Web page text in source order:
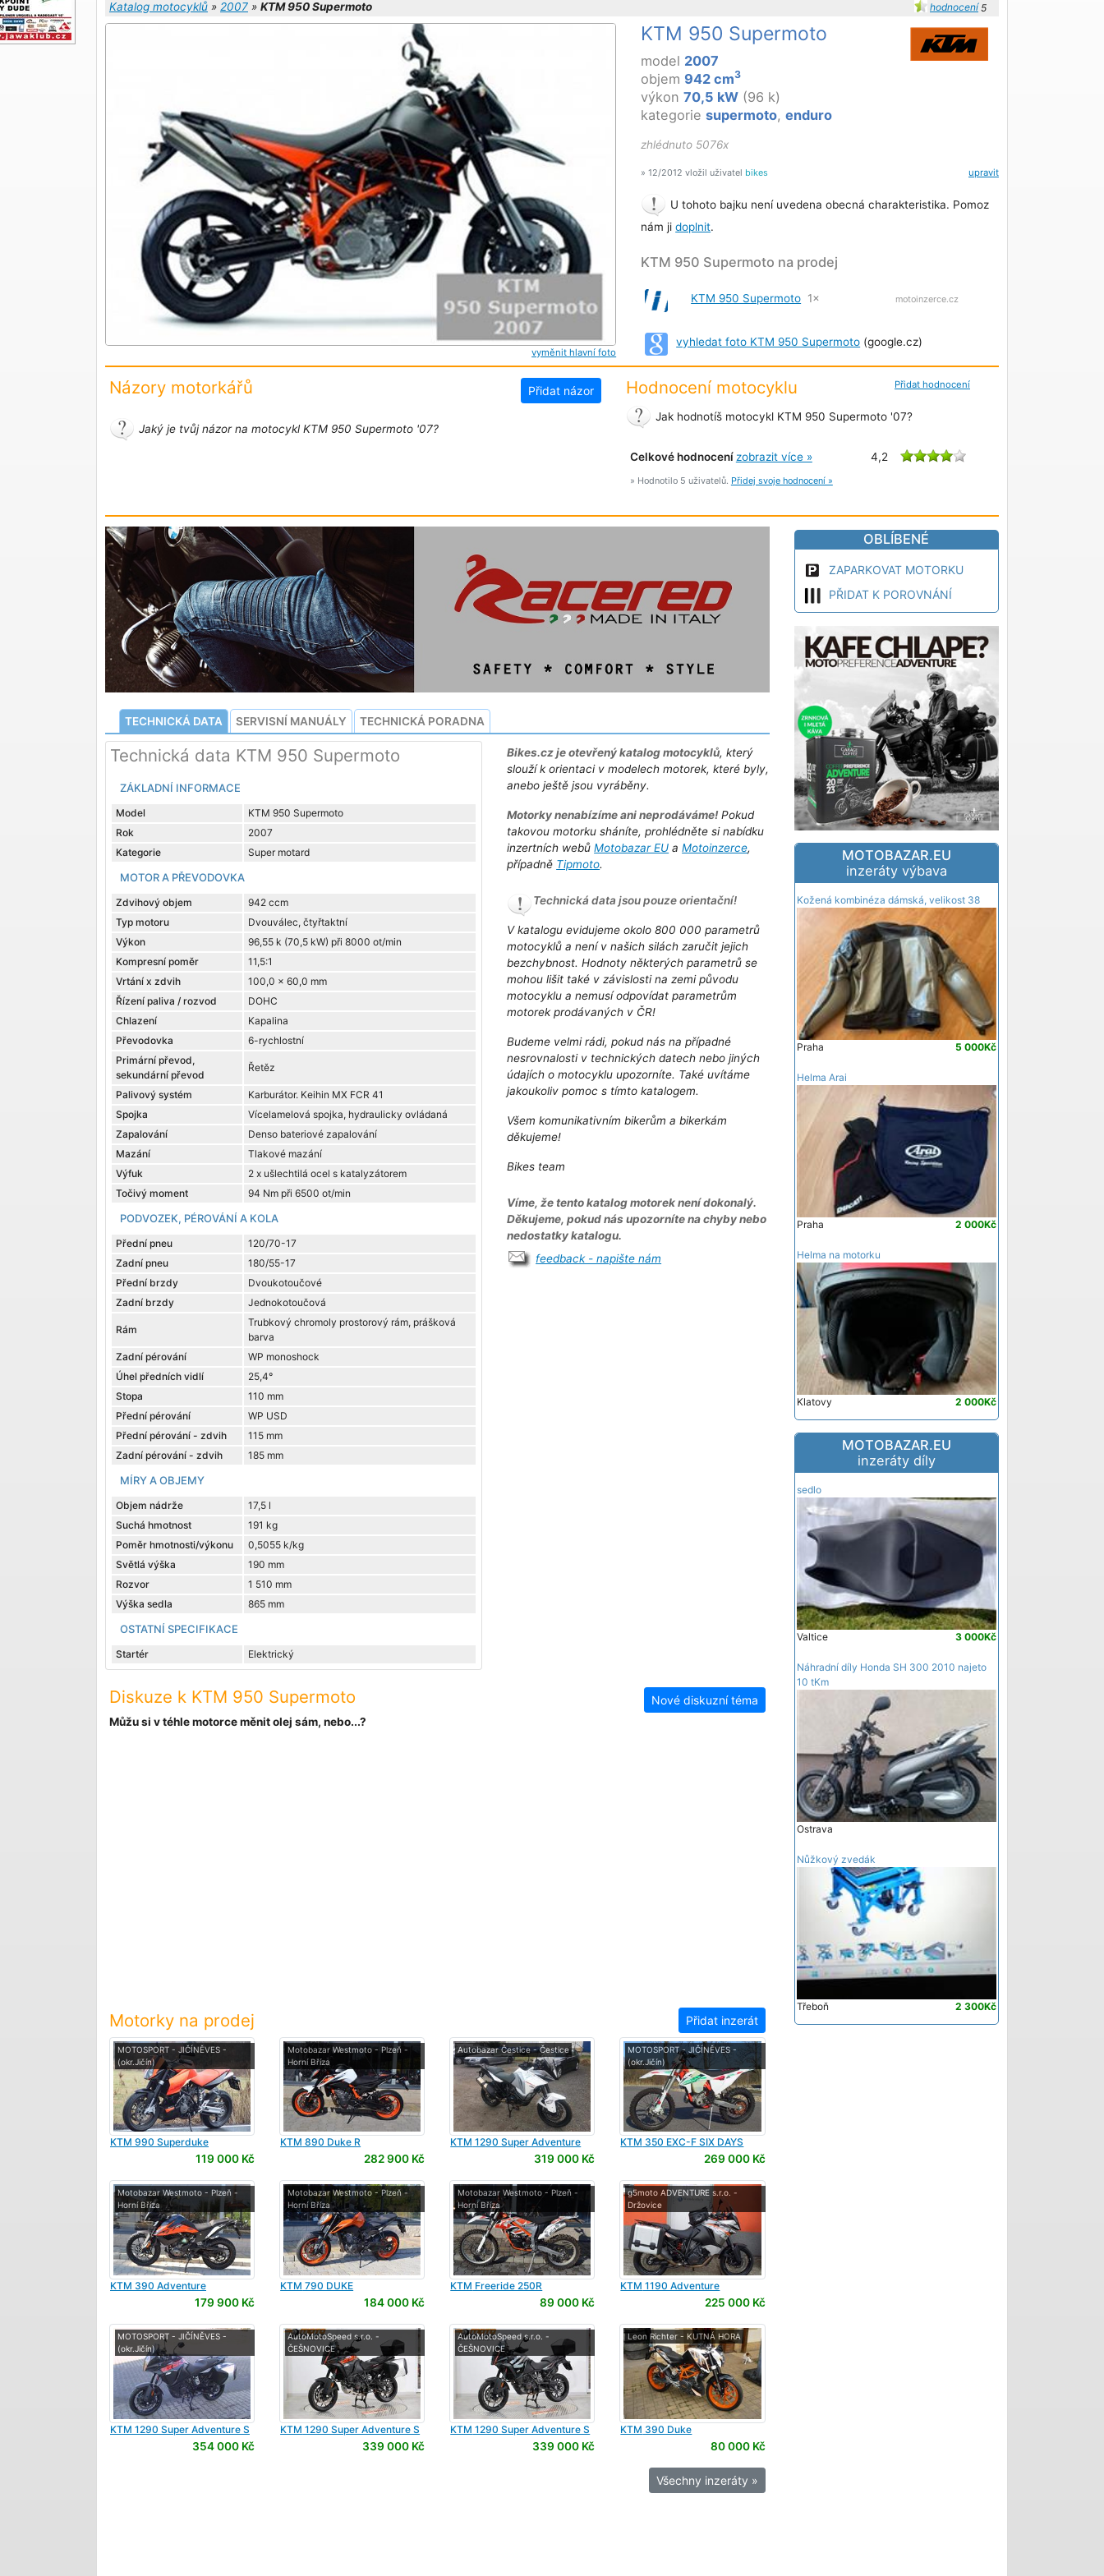
hodnocení 5
Katalog motocyklů » 2007 » KTM 950 Supermoto
vyměnit hlavní foto
KTM 950 Supermoto
model 2007
objem 942 cm3
výkon70,5 kW (96 k)
kategoriesupermoto,enduro
zhlédnuto 5076x
upravit
» 12/2012 vložil uživatel bikes
U tohoto bajku není uvedena obecná charakteristika. Pomoz
nám jidoplnit.
KTM 950 Supermoto na prodej
KTM 950 Supermoto 1× motoinzerce.cz
vyhledat foto KTM 950 Supermoto (google.cz)
Názory motorkářů Přidat názor
Jaký je tvůj názor na motocykl KTM 950 Supermoto '07?
Přidat hodnocení
Hodnocení motocyklu
Jak hodnotíš motocykl KTM 950 Supermoto '07?
Celkové hodnocení zobrazit více » 4,2
» Hodnotilo 5 uživatelů. Přidej svoje hodnocení »
TECHNICKÁ DATA SERVISNÍ MANUÁLY TECHNICKÁ PORADNA
Technická data KTM 950 Supermoto
ZÁKLADNÍ INFORMACE
Model
KTM 950 Supermoto
Rok
2007
Kategorie
Super motard
MOTOR A PŘEVODOVKA
Zdvihový objem
942 ccm
Typ motoru
Dvouválec, čtyřtaktní
Výkon
96,55 k (70,5 kW) při 8000 ot/min
Kompresní poměr
11,5:1
Vrtání x zdvih
100,0 x 60,0 mm
Řízení paliva / rozvod
DOHC
Chlazení
Kapalina
Převodovka
6-rychlostní
Primární převod,
sekundární převod
Řetěz
Palivový systém
Karburátor. Keihin MX FCR 41
Spojka
Vícelamelová spojka, hydraulicky ovládaná
Zapalování
Denso bateriové zapalování
Mazání
Tlakové mazání
Výfuk
2 x ušlechtilá ocel s katalyzátorem
Točivý moment
94 Nm při 6500 ot/min
PODVOZEK, PÉROVÁNÍ A KOLA
Přední pneu
120/70-17
Zadní pneu
180/55-17
Přední brzdy
Dvoukotoučové
Zadní brzdy
Jednokotoučová
Rám
Trubkový chromoly prostorový rám, prášková
barva
Zadní pérování
WP monoshock
Úhel předních vidlí
25,4°
Stopa
110 mm
Přední pérování
WP USD
Přední pérování - zdvih
115 mm
Zadní pérování - zdvih
185 mm
MÍRY A OBJEMY
Objem nádrže
17,5 l
Suchá hmotnost
191 kg
Poměr hmotnosti/výkonu
0,5055 k/kg
Světlá výška
190 mm
Rozvor
1 510 mm
Výška sedla
865 mm
OSTATNÍ SPECIFIKACE
Startér Elektrický
Bikes.cz je otevřený katalog motocyklů, který
slouží k orientaci v modelech motorek, které byly,
anebo ještě jsou vyráběny.
Motorky nenabízíme ani neprodáváme!Pokud
takovou motorku sháníte, prohlédněte si nabídku
inzertních webůMotobazar EU aMotoinzerce,
případně Tipmoto.
Technická data jsou pouze orientační!
V katalogu evidujeme okolo 800 000 parametrů
motocyklů a není v našich silách zaručit jejich
bezchybnost. Hodnoty některých parametrů se
mohou lišit také v závislosti na zemi původu
motocyklu a nemusí odpovídat parametrům
motorek prodávaných v ČR!
Budeme velmi rádi, pokud nás na případné
nesrovnalosti v technických datech nebo jiných
údajích o motocyklu upozorníte. Také uvítáme
jakoukoliv pomoc s tímto katalogem.
Všem komunikativním bikerům a bikerkám
děkujeme!
Bikes team
Víme, že tento katalog motorek není dokonalý.
Děkujeme, pokud nás upozorníte na chyby nebo
nedostatky katalogu.
feedback - napište nám
Diskuze k KTM 950 Supermoto Nové diskuzní téma
Můžu si v téhle motorce měnit olej sám, nebo...?
Motorky na prodej Přidat inzerát
MOTOSPORT - JIČÍNĚVES -
(okr.Jičín)
KTM 990 Superduke
119 000 Kč
Motobazar Westmoto - Plzeň -
Horní Bříza
KTM 890 Duke R
282 900 Kč
Autobazar Čestice - Čestice
KTM 1290 Super Adventure
319 000 Kč
MOTOSPORT - JIČÍNĚVES -
(okr.Jičín)
KTM 350 EXC-F SIX DAYS
269 000 Kč
Motobazar Westmoto - Plzeň -
Horní Bříza
KTM 390 Adventure
179 900 Kč
Motobazar Westmoto - Plzeň -
Horní Bříza
KTM 790 DUKE
184 000 Kč
Motobazar Westmoto - Plzeň -
Horní Bříza
KTM Freeride 250R
89 000 Kč
g5moto ADVENTURE s.r.o. -
Držovice
KTM 1190 Adventure
225 000 Kč
MOTOSPORT - JIČÍNĚVES -
(okr.Jičín)
KTM 1290 Super Adventure S
354 000 Kč
AutoMotoSpeed s.r.o. -
ČEŠNOVICE
KTM 1290 Super Adventure S
339 000 Kč
AutoMotoSpeed s.r.o. -
ČEŠNOVICE
KTM 1290 Super Adventure S
339 000 Kč
Leon Richter - KUTNÁ HORA
KTM 390 Duke
80 000 Kč
Všechny inzeráty »
OBLÍBENÉ
ZAPARKOVAT MOTORKU
PŘIDAT K POROVNÁNÍ
MOTOBAZAR.EU
inzeráty výbava
Kožená kombinéza dámská, velikost 38
5 000Kč
Praha
Helma Arai
2 000Kč
Praha
Helma na motorku
2 000Kč
Klatovy
MOTOBAZAR.EU
inzeráty díly
sedlo
3 000Kč
Valtice
Náhradní díly Honda SH 300 2010 najeto
10 tKm
Ostrava
Nůžkový zvedák
2 300Kč
Třeboň